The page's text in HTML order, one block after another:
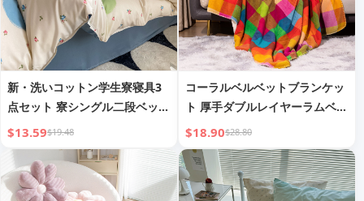
新・洗いコットン学生寮寝具3
点セット 寮シングル二段ベッド
シートスタイル4点セット シン
グル掛け布団カバー
$13.59$19.48
コーラルベルベットブランケッ
ト 厚手ダブルレイヤーラムベル
ベットブランケット シェルパチ
ェック柄スローブランケット 昼
寝用ブランケット 越境限定卸売
$18.90$28.80